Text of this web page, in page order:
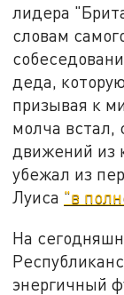
лидера
словам
деда,
призывая к
молча встал,
движений из
убежал из
Луиса "в
На
энергичный